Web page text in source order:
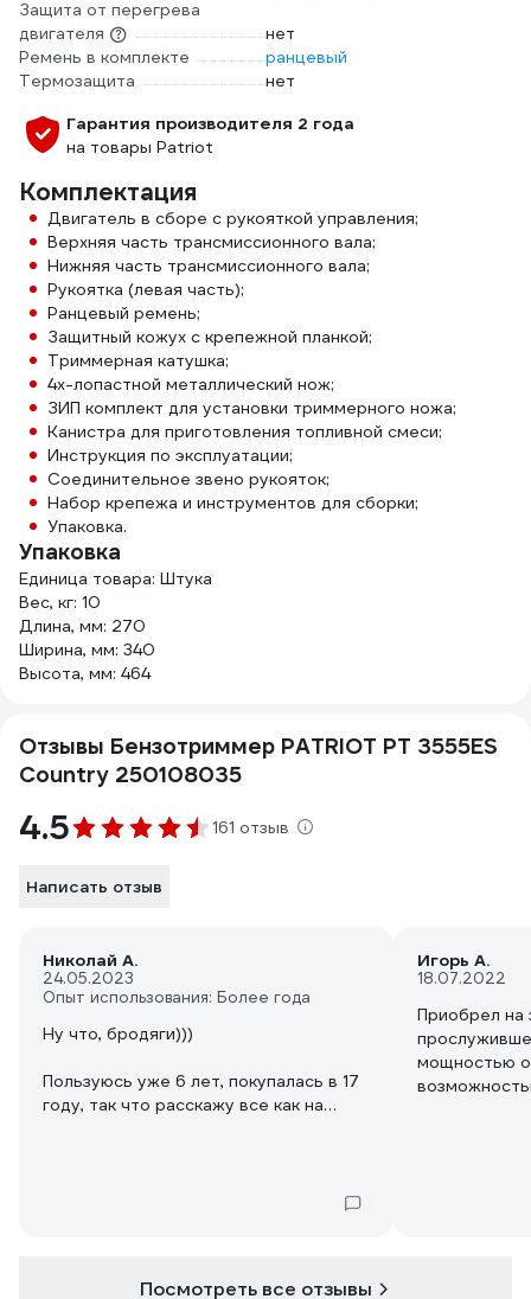
Защита от перегрева
двигателя
нет
Ремень в комплекте
ранцевый
Термозащита
нет
Гарантия производителя 2 года
на товары Patriot
Комплектация
Двигатель в сборе с рукояткой управления;
Верхняя часть трансмиссионного вала;
Нижняя часть трансмиссионного вала;
Рукоятка (левая часть);
Ранцевый ремень;
Защитный кожух с крепежной планкой;
Триммерная катушка;
4х-лопастной металлический нож;
ЗИП комплект для установки триммерного ножа;
Канистра для приготовления топливной смеси;
Инструкция по эксплуатации;
Соединительное звено рукояток;
Набор крепежа и инструментов для сборки;
Упаковка.
Упаковка
Единица товара: Штука
Вес, кг: 10
Длина, мм: 270
Ширина, мм: 340
Высота, мм: 464
Отзывы Бензотриммер PATRIOT PT 3555ES
Country 250108035
4.5 161 отзыв
Написать отзыв
Николай А.
24.05.2023
Опыт использования: Более года
Ну что, бродяги)))
Пользуюсь уже 6 лет, покупалась в 17
году, так что расскажу все как на
металлическое днище), леска тройка
Игорь А.
18.07.2022
Приобрел на
мощностью
Посмотреть все отзывы